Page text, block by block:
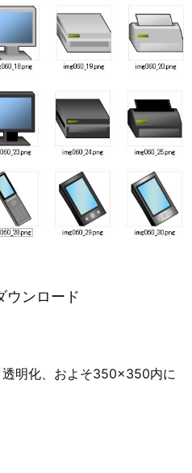
ウンロード
明化、およそ350×350内に